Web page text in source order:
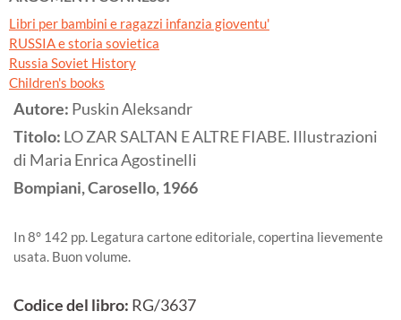
Libri per bambini e ragazzi infanzia gioventu'
RUSSIA e storia sovietica
Russia Soviet History
Children's books
Autore: Puskin Aleksandr
Titolo: LO ZAR SALTAN E ALTRE FIABE. Illustrazioni
di Maria Enrica Agostinelli
Bompiani, Carosello,1966
In 8° 142 pp. Legatura cartone editoriale, copertina lievemente
usata. Buon volume.
Codice del libro: RG/3637